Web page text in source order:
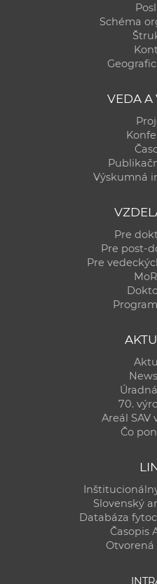
Schéma
VEDA A
Výskumná
Pre
Pre post-
Pre
70.
Areál SAV
Čo
Slovenský
Databáza
Časopis